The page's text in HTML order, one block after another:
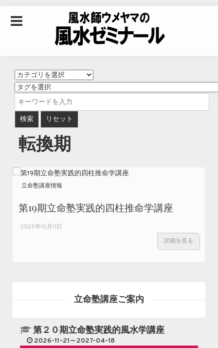
風水師ウメヤマの風
水ゼミナール｜風水
学・四柱推命学・易
学を合わせた立命講
座
転換期
立命塾講座情報
第19期立命塾実践的四柱推命学講座
2025年10月11日
詳細を見る
立命塾講座ご案内
第２０期立命塾実践的風水学講座
2026-11-21～2027-04-18